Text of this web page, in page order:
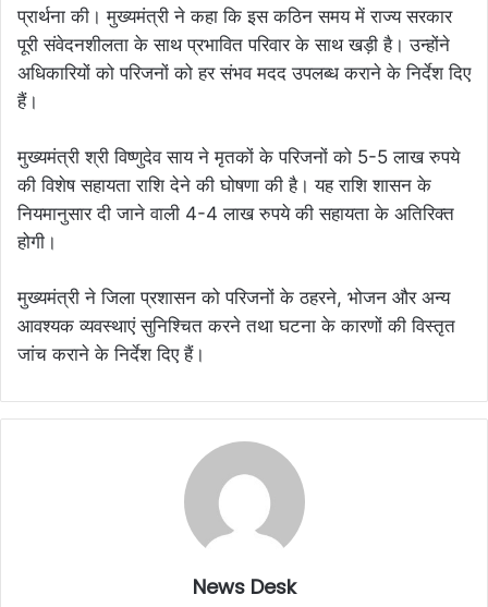
प्रार्थना की। मुख्यमंत्री ने कहा कि इस कठिन समय में राज्य सरकार
पूरी संवेदनशीलता के साथ प्रभावित परिवार के साथ खड़ी है। उन्होंने
अधिकारियों को परिजनों को हर संभव मदद उपलब्ध कराने के निर्देश दिए
हैं।
मुख्यमंत्री श्री विष्णुदेव साय ने मृतकों के परिजनों को 5-5 लाख रुपये
की विशेष सहायता राशि देने की घोषणा की है। यह राशि शासन के
नियमानुसार दी जाने वाली 4-4 लाख रुपये की सहायता के अतिरिक्त
होगी।
मुख्यमंत्री ने जिला प्रशासन को परिजनों के ठहरने, भोजन और अन्य
आवश्यक व्यवस्थाएं सुनिश्चित करने तथा घटना के कारणों की विस्तृत
जांच कराने के निर्देश दिए हैं।
News Desk